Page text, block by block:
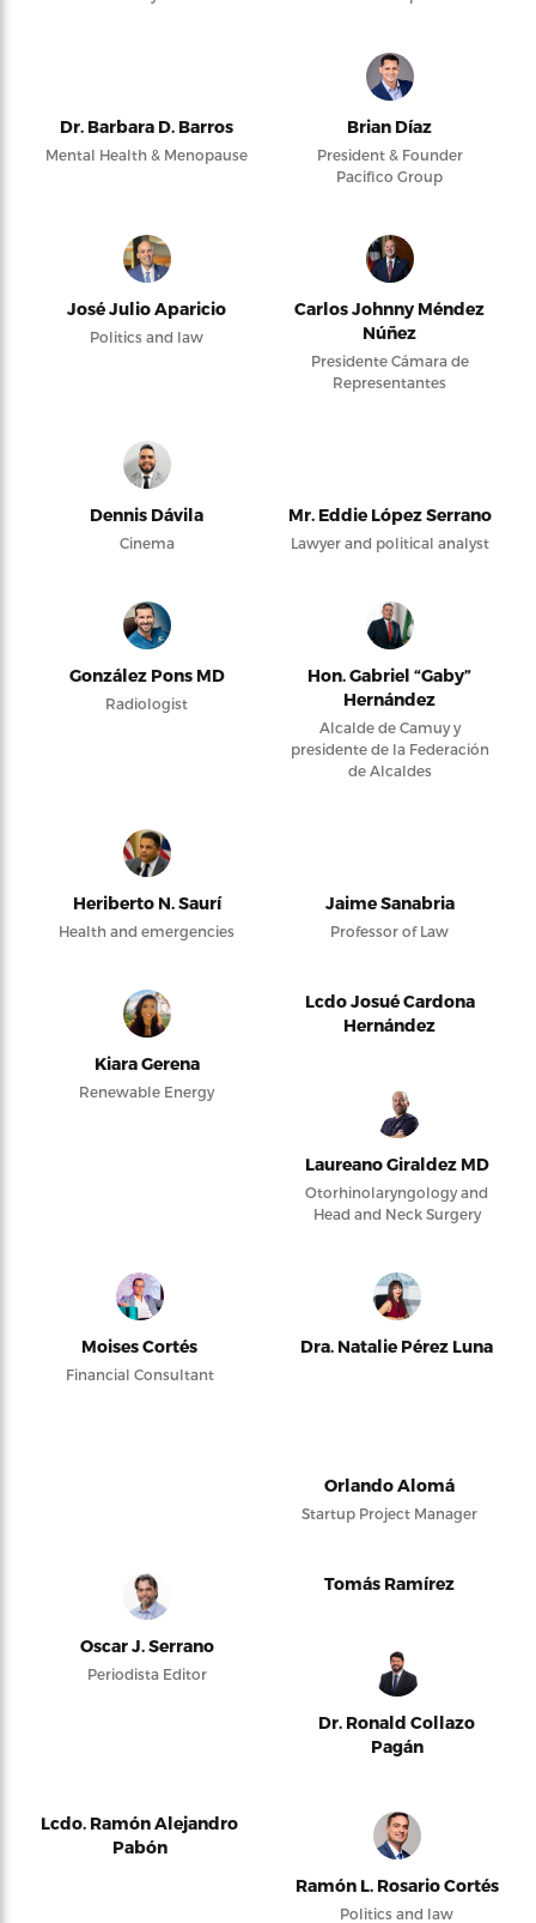
Dr. Barbara D. Barros
Mental Health & Menopause
Brian Díaz
President & Founder
Pacifico Group
José Julio Aparicio
Politics and law
Carlos Johnny Méndez
Núñez
Presidente Cámara de
Representantes
Dennis Dávila
Cinema
Mr. Eddie López Serrano
Lawyer and political analyst
González Pons MD
Radiologist
Hon. Gabriel “Gaby”
Hernández
Alcalde de Camuy y
presidente de la Federación
de Alcaldes
Heriberto N. Saurí
Health and emergencies
Jaime Sanabria
Professor of Law
Kiara Gerena
Renewable Energy
Lcdo Josué Cardona
Hernández
Laureano Giraldez MD
Otorhinolaryngology and
Head and Neck Surgery
Moises Cortés
Financial Consultant
Dra. Natalie Pérez Luna
Orlando Alomá
Startup Project Manager
Oscar J. Serrano
Periodista Editor
Tomás Ramírez
Dr. Ronald Collazo
Pagán
Lcdo. Ramón Alejandro
Pabón
Ramón L. Rosario Cortés
Politics and law